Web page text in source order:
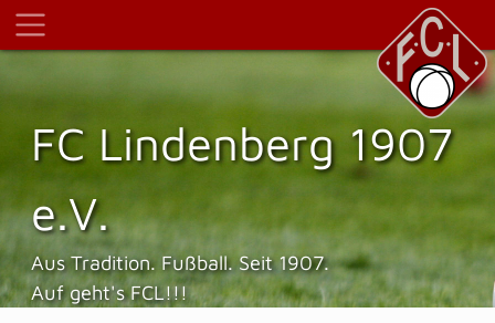
FC Lindenberg 1907
e.V.
Aus Tradition. Fußball. Seit 1907.
Auf geht's FCL!!!